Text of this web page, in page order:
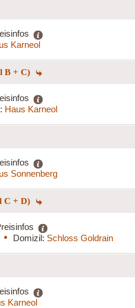
Karneol
B + C)
Haus Karneol
Sonnenberg
C + D)
Domizil: Schloss Goldrain
Karneol